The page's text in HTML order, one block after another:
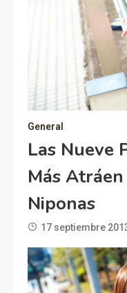
General
Las Nueve
Más
Niponas
17 septiembre